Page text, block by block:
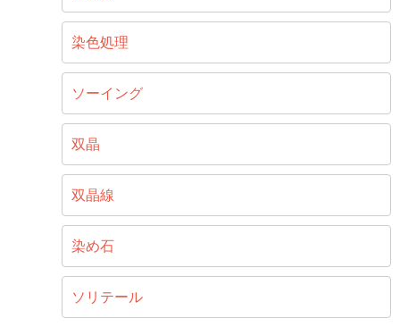
染色処理
ソーイング
双晶
双晶線
染め石
ソリテール